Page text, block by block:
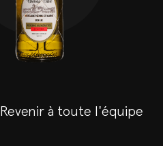
Revenir à toute l'équipe